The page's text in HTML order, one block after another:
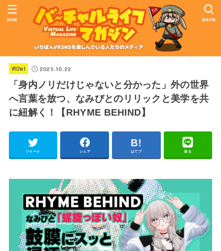
SEARCH
MENU
VRChat 2025.10.22
「身内ノリだけじゃないと分かった」外の世界
へ言葉を放つ、なみびとのリリックと美学を共
に紐解く！【RHYME BEHIND】
ツイート シェア はてブ 送る